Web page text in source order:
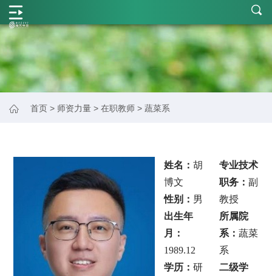
院
概
首页 > 师资力量 > 在职教师 > 蔬菜系
姓名：胡
博文
性别： 男
出生年
月：
1989.12
学历：研
专业技术
职务：副
教授
所属院
系：蔬菜
系
二级学